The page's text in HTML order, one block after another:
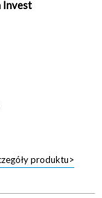
Invest
produktu>